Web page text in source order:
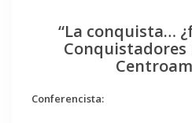
“La conquista…
Conquistadores
Conferencista: